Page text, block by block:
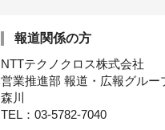
報道関係の方
NTTテクノクロス株式会社
営業推進部 報道・広報グルー
森川
TEL：03-5782-7040